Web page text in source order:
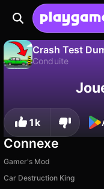
Crash Test
Conduite
1k
Connexe
Gamer's Mod
Car Destruction King